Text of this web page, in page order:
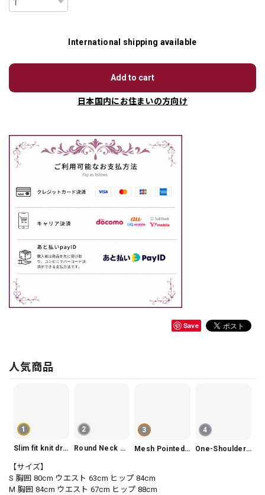
International shipping available
Add to cart
日本国内にお住まいの方向け
Save
人気商品
1
Slim fit knit dress(3color) V1330
2
Round Neck Tiered Sleeveless Dress V2290
3
Mesh Pointed Toe Pumps V165
4
One-Shoulder Slim-Fit Flattering Mermaid Skirt Dress V2295
【サイズ】
S 胸囲 80cm ウエスト 63cm ヒップ 84cm
M 胸囲 84cm ウエスト 67cm ヒップ 88cm